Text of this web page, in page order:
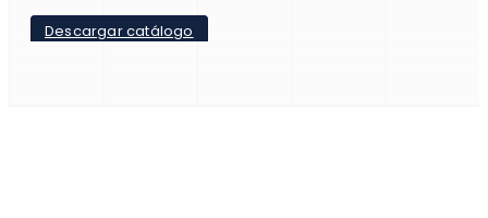
Descargar catálogo